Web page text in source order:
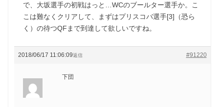
で、大坂選手の初戦はっと…WCのブールター選手か。こ
こは難なくクリアして、まずはプリスコバ選手[3]（恐ら
く）の待つQFまで到達して欲しいですね。
2018/06/17 11:06:09 #91220
返信
下団